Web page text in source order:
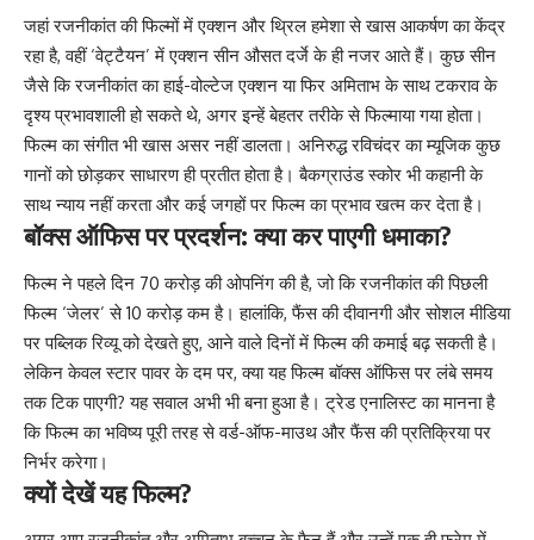
जहां रजनीकांत की फिल्मों में एक्शन और थ्रिल हमेशा से खास आकर्षण का केंद्र
रहा है, वहीं ‘वेट्टैयन’ में एक्शन सीन औसत दर्जे के ही नजर आते हैं। कुछ सीन
जैसे कि रजनीकांत का हाई-वोल्टेज एक्शन या फिर अमिताभ के साथ टकराव के
दृश्य प्रभावशाली हो सकते थे, अगर इन्हें बेहतर तरीके से फिल्माया गया होता।
फिल्म का संगीत भी खास असर नहीं डालता। अनिरुद्ध रविचंदर का म्यूजिक कुछ
गानों को छोड़कर साधारण ही प्रतीत होता है। बैकग्राउंड स्कोर भी कहानी के
साथ न्याय नहीं करता और कई जगहों पर फिल्म का प्रभाव खत्म कर देता है।
बॉक्स ऑफिस पर प्रदर्शन: क्या कर पाएगी धमाका?
फिल्म ने पहले दिन 70 करोड़ की ओपनिंग की है, जो कि रजनीकांत की पिछली
फिल्म ‘जेलर’ से 10 करोड़ कम है। हालांकि, फैंस की दीवानगी और सोशल मीडिया
पर पब्लिक रिव्यू को देखते हुए, आने वाले दिनों में फिल्म की कमाई बढ़ सकती है।
लेकिन केवल स्टार पावर के दम पर, क्या यह फिल्म बॉक्स ऑफिस पर लंबे समय
तक टिक पाएगी? यह सवाल अभी भी बना हुआ है। ट्रेड एनालिस्ट का मानना है
कि फिल्म का भविष्य पूरी तरह से वर्ड-ऑफ-माउथ और फैंस की प्रतिक्रिया पर
निर्भर करेगा।
क्यों देखें यह फिल्म?